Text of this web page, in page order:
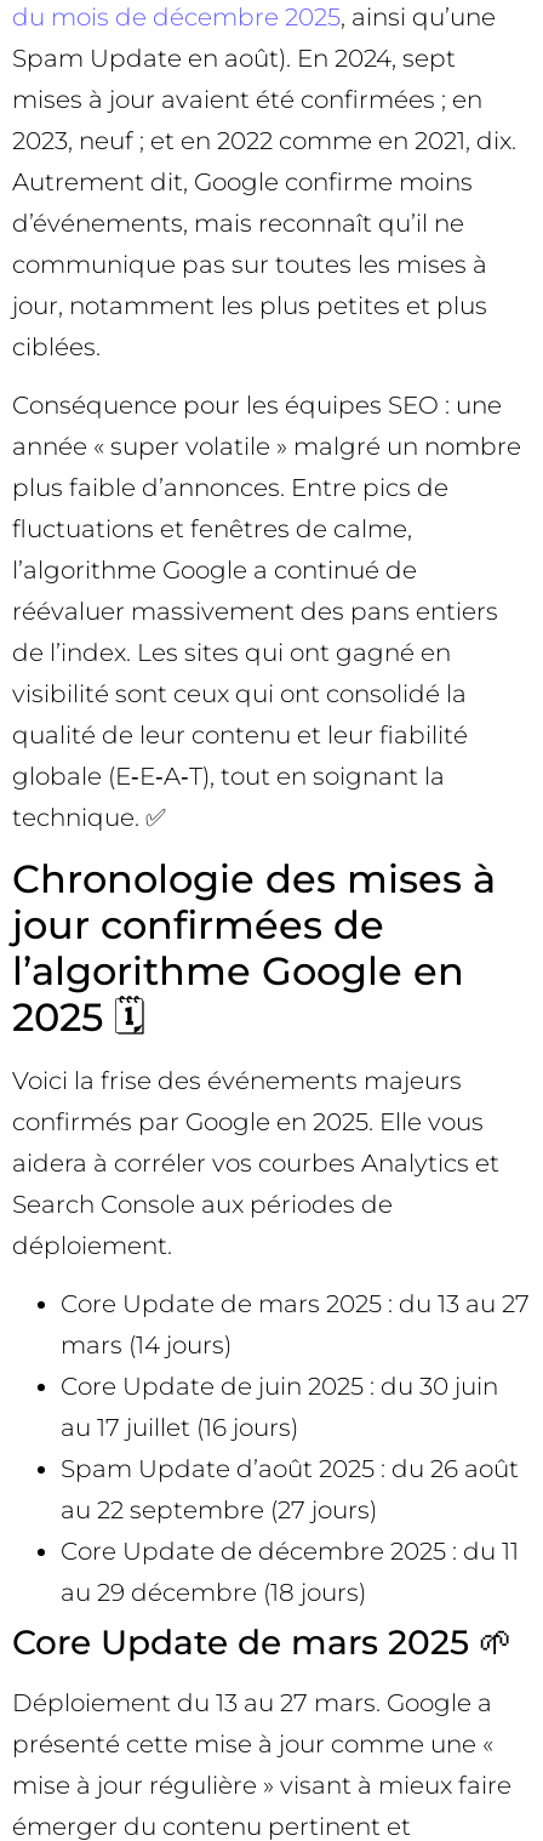
du mois de décembre 2025, ainsi qu’une
Spam Update en août). En 2024, sept
mises à jour avaient été confirmées ; en
2023, neuf ; et en 2022 comme en 2021, dix.
Autrement dit, Google confirme moins
d’événements, mais reconnaît qu’il ne
communique pas sur toutes les mises à
jour, notamment les plus petites et plus
ciblées.
Conséquence pour les équipes SEO : une
année « super volatile » malgré un nombre
plus faible d’annonces. Entre pics de
fluctuations et fenêtres de calme,
l’algorithme Google a continué de
réévaluer massivement des pans entiers
de l’index. Les sites qui ont gagné en
visibilité sont ceux qui ont consolidé la
qualité de leur contenu et leur fiabilité
globale (E‑E‑A‑T), tout en soignant la
technique. ✅
Chronologie des mises à
jour confirmées de
l’algorithme Google en
2025 🗓️
Voici la frise des événements majeurs
confirmés par Google en 2025. Elle vous
aidera à corréler vos courbes Analytics et
Search Console aux périodes de
déploiement.
Core Update de mars 2025 : du 13 au 27
mars (14 jours)
Core Update de juin 2025 : du 30 juin
au 17 juillet (16 jours)
Spam Update d’août 2025 : du 26 août
au 22 septembre (27 jours)
Core Update de décembre 2025 : du 11
au 29 décembre (18 jours)
Core Update de mars 2025 🌱
Déploiement du 13 au 27 mars. Google a
présenté cette mise à jour comme une «
mise à jour régulière » visant à mieux faire
émerger du contenu pertinent et